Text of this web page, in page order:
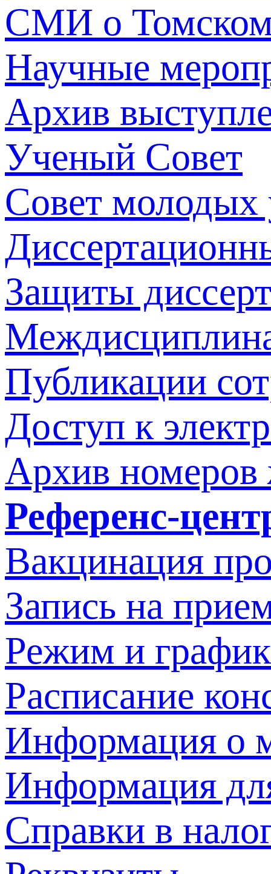
СМИ о
Научные
Архив
Ученый Совет
Совет молодых
Защиты
Публикации
Доступ к
Архив номеров
Референс-
Вакцинация
Запись на
Режим и
Расписание
Информация о
Информация
Справки в